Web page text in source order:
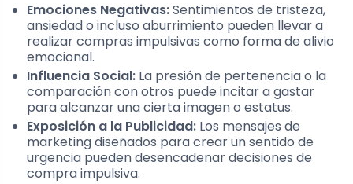
Emociones Negativas:Sentimientos de tristeza,
ansiedad o incluso aburrimiento pueden llevar a
realizar compras impulsivas como forma de alivio
emocional.
Influencia Social: La presión de pertenencia o la
comparación con otros puede incitar a gastar
para alcanzar una cierta imagen o estatus.
Exposición a la Publicidad: Los mensajes de
marketing diseñados para crear un sentido de
urgencia pueden desencadenar decisiones de
compra impulsiva.